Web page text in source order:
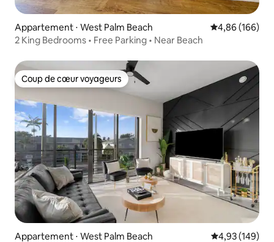
Appartement ⋅ West Palm Beach Évaluation
4,86 (166)
2 King Bedrooms • Free Parking • Near Beach
Coup de cœur voyageurs
Coup de cœur voyageurs
Appartement ⋅ West Palm Beach Évaluation
4,93 (149)